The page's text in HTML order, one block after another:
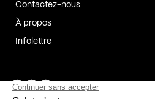
Contactez-nous
À propos
Infolettre
Page Facebook de Kollectif
Page Instagram de Kollectif
Page Linkedin de Kollectif